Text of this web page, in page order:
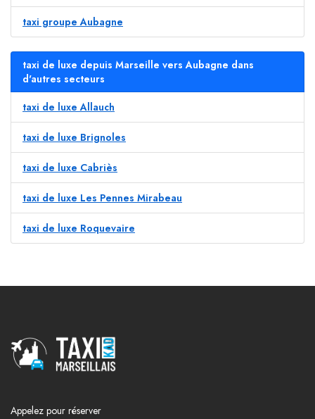
taxi groupe Aubagne
taxi de luxe depuis Marseille vers Aubagne dans
d'autres secteurs
taxi de luxe Allauch
taxi de luxe Brignoles
taxi de luxe Cabriès
taxi de luxe Les Pennes Mirabeau
taxi de luxe Roquevaire
Appelez pour réserver